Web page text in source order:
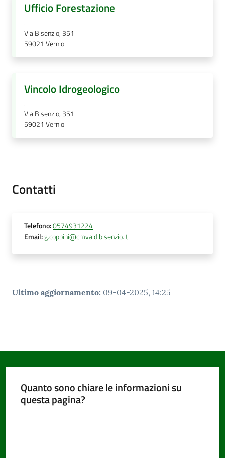
Ufficio Forestazione
.
Via Bisenzio, 351
59021 Vernio
Vincolo Idrogeologico
.
Via Bisenzio, 351
59021 Vernio
Contatti
Telefono:0574931224
Email:g.coppini@cmvaldibisenzio.it
Ultimo aggiornamento: 09-04-2025, 14:25
Quanto sono chiare le informazioni su
questa pagina?